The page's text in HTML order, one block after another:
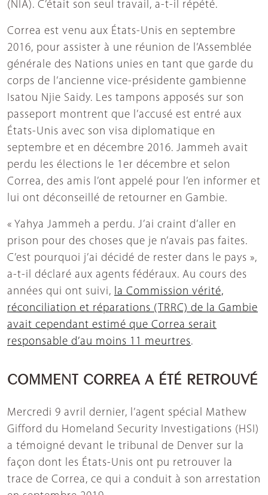
(NIA). C’était son seul travail, a-t-il répété.
Correa est venu aux États-Unis en septembre
2016, pour assister à une réunion de l’Assemblée
générale des Nations unies en tant que garde du
corps de l’ancienne vice-présidente gambienne
Isatou Njie Saidy. Les tampons apposés sur son
passeport montrent que l’accusé est entré aux
États-Unis avec son visa diplomatique en
septembre et en décembre 2016. Jammeh avait
perdu les élections le 1er décembre et selon
Correa, des amis l’ont appelé pour l’en informer et
lui ont déconseillé de retourner en Gambie.
« Yahya Jammeh a perdu. J’ai craint d’aller en
prison pour des choses que je n’avais pas faites.
C’est pourquoi j’ai décidé de rester dans le pays »,
a-t-il déclaré aux agents fédéraux. Au cours des
années qui ont suivi, la Commission vérité,
réconciliation et réparations (TRRC) de la Gambie
avait cependant estimé que Correa serait
responsable d’au moins 11 meurtres.
COMMENT CORREA A ÉTÉ RETROUVÉ
Mercredi 9 avril dernier, l’agent spécial Mathew
Gifford du Homeland Security Investigations (HSI)
a témoigné devant le tribunal de Denver sur la
façon dont les États-Unis ont pu retrouver la
trace de Correa, ce qui a conduit à son arrestation